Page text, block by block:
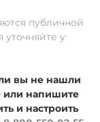
публичной
у
вы не нашли
или напишите
и настроить